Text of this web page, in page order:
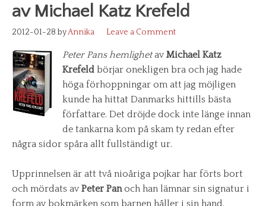
av Michael Katz Krefeld
2012-01-28 byAnnika Leave a Comment
Peter Pans hemlighetav Michael Katz
Krefeld börjar onekligen bra och jag hade
höga förhoppningar om att jag möjligen
kunde ha hittat Danmarks hittills bästa
författare. Det dröjde dock inte länge innan
de tankarna kom på skam ty redan efter
några sidor spåra allt fullständigt ur.
Upprinnelsen är att två nioåriga pojkar har förts bort
och mördats av Peter Panoch han lämnar sin signatur i
form av bokmärken som barnen håller i sin hand.